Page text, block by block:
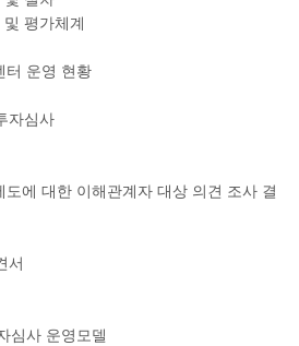
평가체계
터 운영 현황
자심사
에 대한 이해관계자 대상 의견 조사 결
서
심사 운영모델